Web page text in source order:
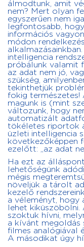
álmodtunk, amit
nem? Mert olyan
egyszerűen nem
legfontosabb,
információs
módon
intelligencia
próbálunk valamit
az adat nem jó,
szükség,
tekinthetjük
fokig
magunk is (mint
változunk, hogy
automatizált
tökéletes riportok
üzleti intelligencia
következőképpen
ezelőtt: „az adat
Ha ezt az
lehetőségünk
mégis
növeljük a tárolt
kezelő
a véleményt, hogy
lehet
szoktuk hívni,
a kívánt megoldás
filmes analógiával
A másodikat úgy